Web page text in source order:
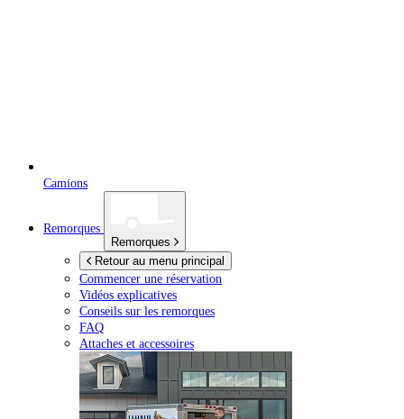
Camions
Remorques
Remorques
Retour au menu principal
Commencer une réservation
Vidéos explicatives
Conseils sur les remorques
FAQ
Attaches et accessoires